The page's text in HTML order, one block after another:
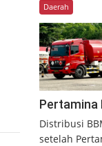
Daerah
Pertamina
Distribusi
setelah